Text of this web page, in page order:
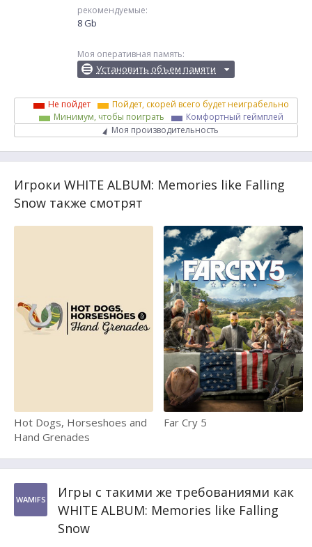
рекомендуемые:
8 Gb
Моя оперативная память:
Установить объем памяти
Не пойдет
Пойдет, скорей всего будет неиграбельно
Минимум, чтобы поиграть
Комфортный геймплей
Моя производительность
Игроки WHITE ALBUM: Memories like Falling
Snow также смотрят
Hot Dogs, Horseshoes and
Hand Grenades
Far Cry 5
WAMlFS
Игры с такими же требованиями как
WHITE ALBUM: Memories like Falling
Snow